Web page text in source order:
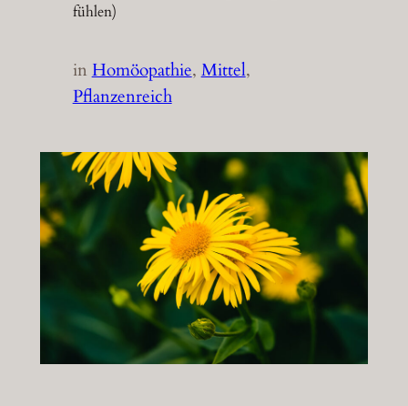
fühlen)
inHomöopathie, Mittel
Pflanzenreich